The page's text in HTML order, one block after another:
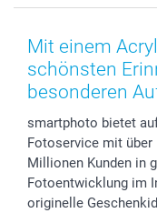
Zubehör & Material
Foto-Kalender &
Sticker & Etiketten
AGB
Impressum
Presse
Investor Relations
B2B smartbusiness
Widerrufsrecht
Muttertag
Vatertag
Kommunion &
Geburtstag
Geburt
Zu allen Anlässen
Preise und
Lieferfristen
48h Lieferung
Anmelden /
Sitemap
Status der Bestellung
smartfriends
Mit einem
schönsten
besonderen
smartphoto bietet
Fotoservice mit
Millionen Kunden in
Fotoentwicklung im
originelle